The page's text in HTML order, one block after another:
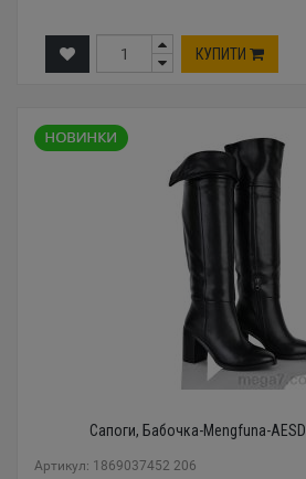
КУПИТИ
Сапоги, Бабочка-Mengfuna-
Артикул: 1869037452 206